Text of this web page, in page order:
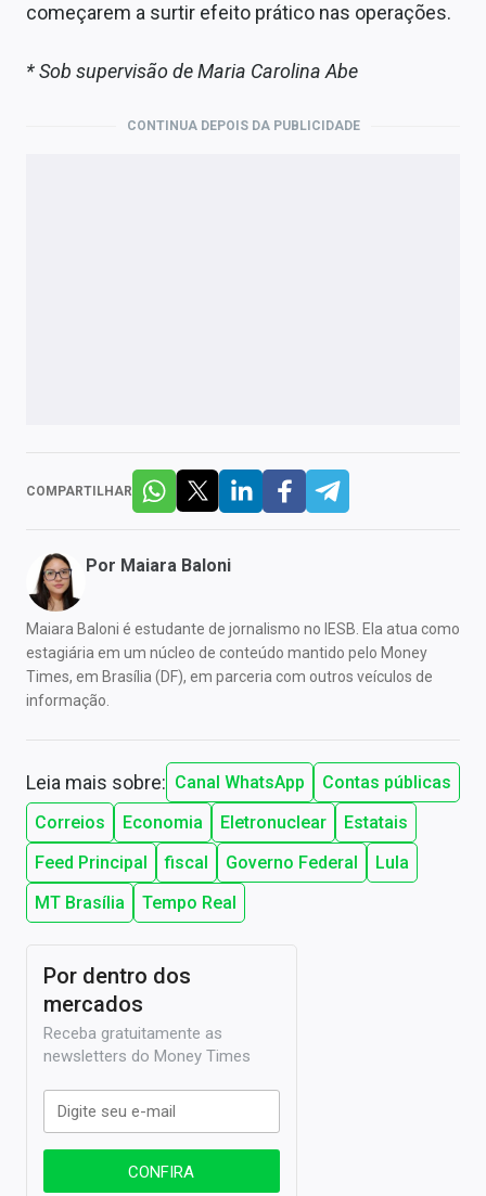
começarem a surtir efeito prático nas operações.
* Sob supervisão de Maria Carolina Abe
CONTINUA DEPOIS DA PUBLICIDADE
COMPARTILHAR
Por Maiara Baloni
Maiara Baloni é estudante de jornalismo no IESB. Ela atua como
estagiária em um núcleo de conteúdo mantido pelo Money
Times, em Brasília (DF), em parceria com outros veículos de
informação.
Leia mais sobre: Canal WhatsApp
Contas públicas
Correios
Economia Eletronuclear
Estatais
Feed Principal
fiscal Governo Federal
Lula
MT Brasília
Tempo Real
Por dentro dos
mercados
Receba gratuitamente as
newsletters do Money Times